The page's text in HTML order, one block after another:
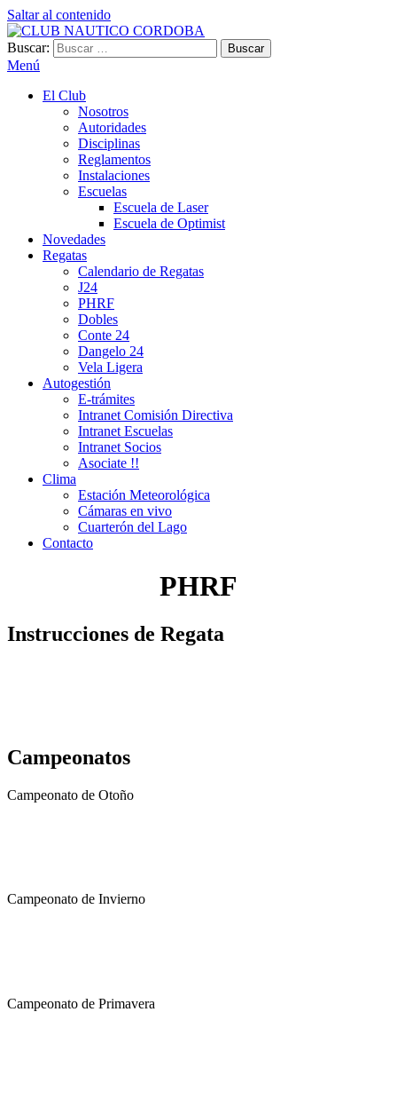
Saltar al contenido
CLUB NAUTICO CORDOBA
VILLA CARLOS PAZ
Buscar:
Menú
El Club
Nosotros
Autoridades
Disciplinas
Reglamentos
Instalaciones
Escuelas
Escuela de Laser
Escuela de Optimist​
Novedades
Regatas
Calendario de Regatas
J24
PHRF
Dobles
Conte 24
Dangelo 24
Vela Ligera
Autogestión
E-trámites
Intranet Comisión Directiva
Intranet Escuelas
Intranet Socios
Asociate !!
Clima
Estación Meteorológica
Cámaras en vivo
Cuarterón del Lago
Contacto
PHRF
Instrucciones de Regata
Campeonatos
Campeonato de Otoño
Campeonato de Invierno
Campeonato de Primavera